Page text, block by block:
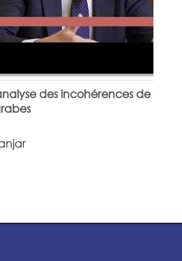
des incohérences de